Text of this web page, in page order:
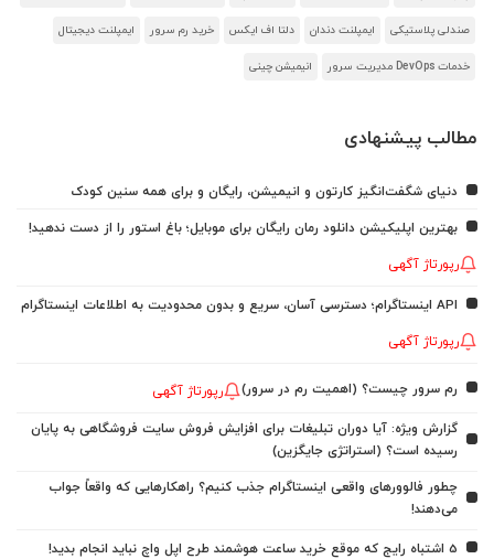
صندلی پلاستیکی ایمپلنت دندان دلتا اف ایکس خرید رم سرور ایمپلنت دیجیتال
خدمات DevOps مدیریت سرور انیمیشن چینی
مطالب پیشنهادی
دنیای شگفت‌انگیز کارتون و انیمیشن، رایگان و برای همه سنین کودک
بهترین اپلیکیشن دانلود رمان رایگان برای موبایل؛ باغ استور را از دست ندهید!
رپورتاژ آگهی
API اینستاگرام؛ دسترسی آسان، سریع و بدون محدودیت به اطلاعات اینستاگرام
رپورتاژ آگهی
رم سرور چیست؟ (اهمیت رم در سرور) رپورتاژ آگهی
گزارش ویژه: آیا دوران تبلیغات برای افزایش فروش سایت فروشگاهی به پایان
رسیده است؟ (استراتژی جایگزین)
چطور فالوورهای واقعی اینستاگرام جذب کنیم؟ راهکارهایی که واقعاً جواب
می‌دهند!
5 اشتباه رایج که موقع خرید ساعت هوشمند طرح اپل واچ نباید انجام بدید!